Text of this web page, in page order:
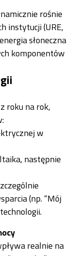
rośnie
instytucji (URE,
słoneczna
komponentów
roku na rok,
w
następnie
(np. “Mój
realnie na